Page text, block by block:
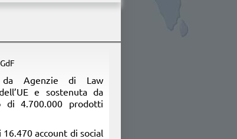
da Agenzie di Law
e sostenuta da
di 4.700.000 prodotti
account di social